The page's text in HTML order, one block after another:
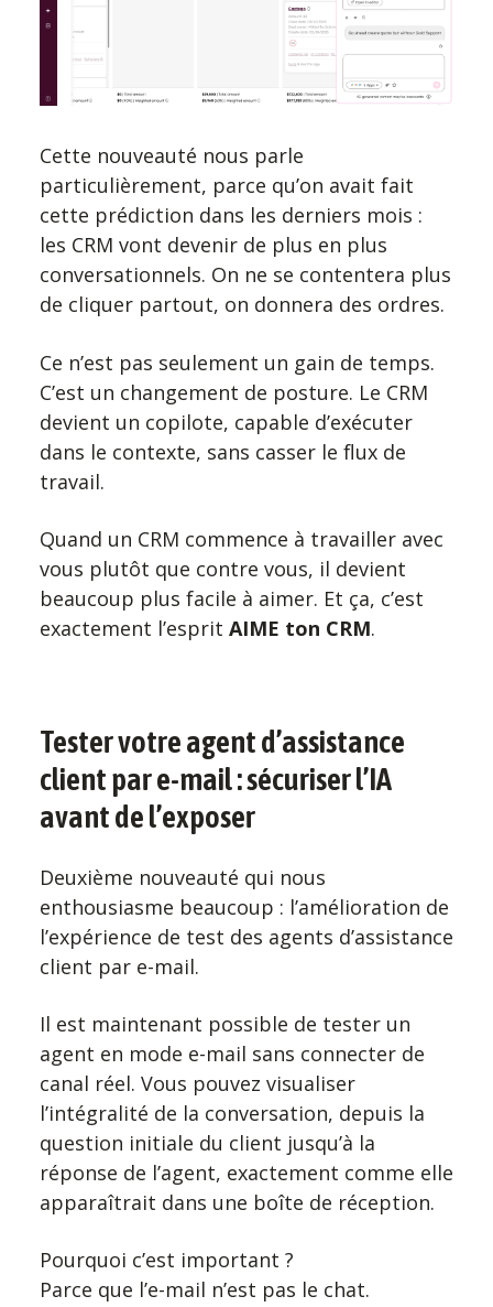
Cette nouveauté nous parle
particulièrement, parce qu’on avait fait
cette prédiction dans les derniers mois :
les CRM vont devenir de plus en plus
conversationnels. On ne se contentera plus
de cliquer partout, on donnera des ordres.
Ce n’est pas seulement un gain de temps.
C’est un changement de posture. Le CRM
devient un copilote, capable d’exécuter
dans le contexte, sans casser le flux de
travail.
Quand un CRM commence à travailler avec
vous plutôt que contre vous, il devient
beaucoup plus facile à aimer. Et ça, c’est
exactement l’esprit AIME ton CRM.
Tester votre agent d’assistance
client par e-mail : sécuriser l’IA
avant de l’exposer
Deuxième nouveauté qui nous
enthousiasme beaucoup : l’amélioration de
l’expérience de test des agents d’assistance
client par e-mail.
Il est maintenant possible de tester un
agent en mode e-mail sans connecter de
canal réel. Vous pouvez visualiser
l’intégralité de la conversation, depuis la
question initiale du client jusqu’à la
réponse de l’agent, exactement comme elle
apparaîtrait dans une boîte de réception.
Pourquoi c’est important ?
Parce que l’e-mail n’est pas le chat.